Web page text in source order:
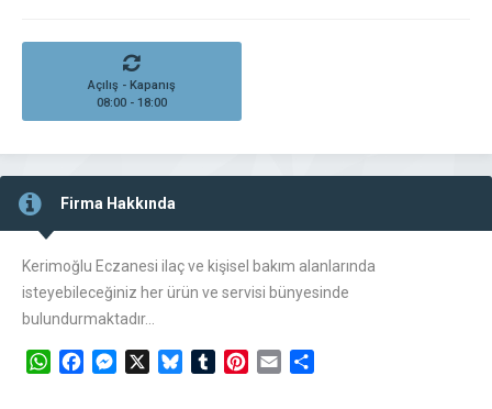
Açılış - Kapanış
08:00 - 18:00
Firma Hakkında
Kerimoğlu Eczanesi ilaç ve kişisel bakım alanlarında
isteyebileceğiniz her ürün ve servisi bünyesinde
bulundurmaktadır…
WhatsAppFacebookMessengerBlueskyTumblrPinterest
Email